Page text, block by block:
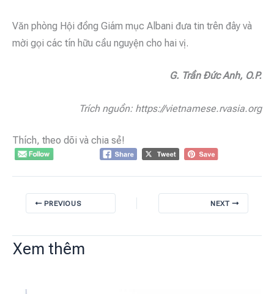
Văn phòng Hội đồng Giám mục Albani đưa tin trên đây và
mời gọi các tín hữu cầu nguyện cho hai vị.
G. Trần Đức Anh, O.P.
Trích nguồn: https://vietnamese.rvasia.org
Thích, theo dõi và chia sẻ!
PREVIOUS NEXT
Xem thêm